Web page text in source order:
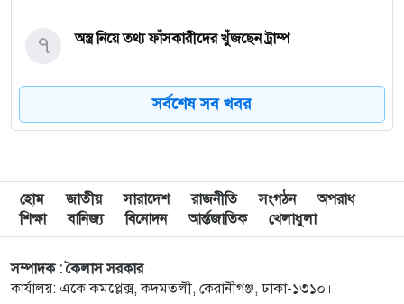
অস্ত্র নিয়ে তথ্য ফাঁসকারীদের খুঁজছেন ট্রাম্প
৭
দেশে স্বর্ণের দামে বড় লাফ
নিহত ৮
৯
রাষ্ট্রপতি নির্বাচন ইসির সাংবিধানিক এখতিয়ার: সালাহউদ্দিন
আহমদ
সর্বশেষ সব খবর
হোম জাতীয় সারাদেশ রাজনীতি সংগঠন
অপরাধ
শিক্ষা
বানিজ্য বিনোদন আর্ন্তজাতিক খেলাধুলা
সম্পাদক : কৈলাস সরকার
কার্যালয়: একে কমপ্লেক্স, কদমতলী, কেরানীগঞ্জ, ঢাকা-১৩১০।